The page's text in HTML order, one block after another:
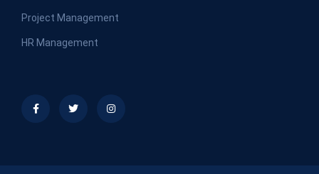
Project Management
HR Management